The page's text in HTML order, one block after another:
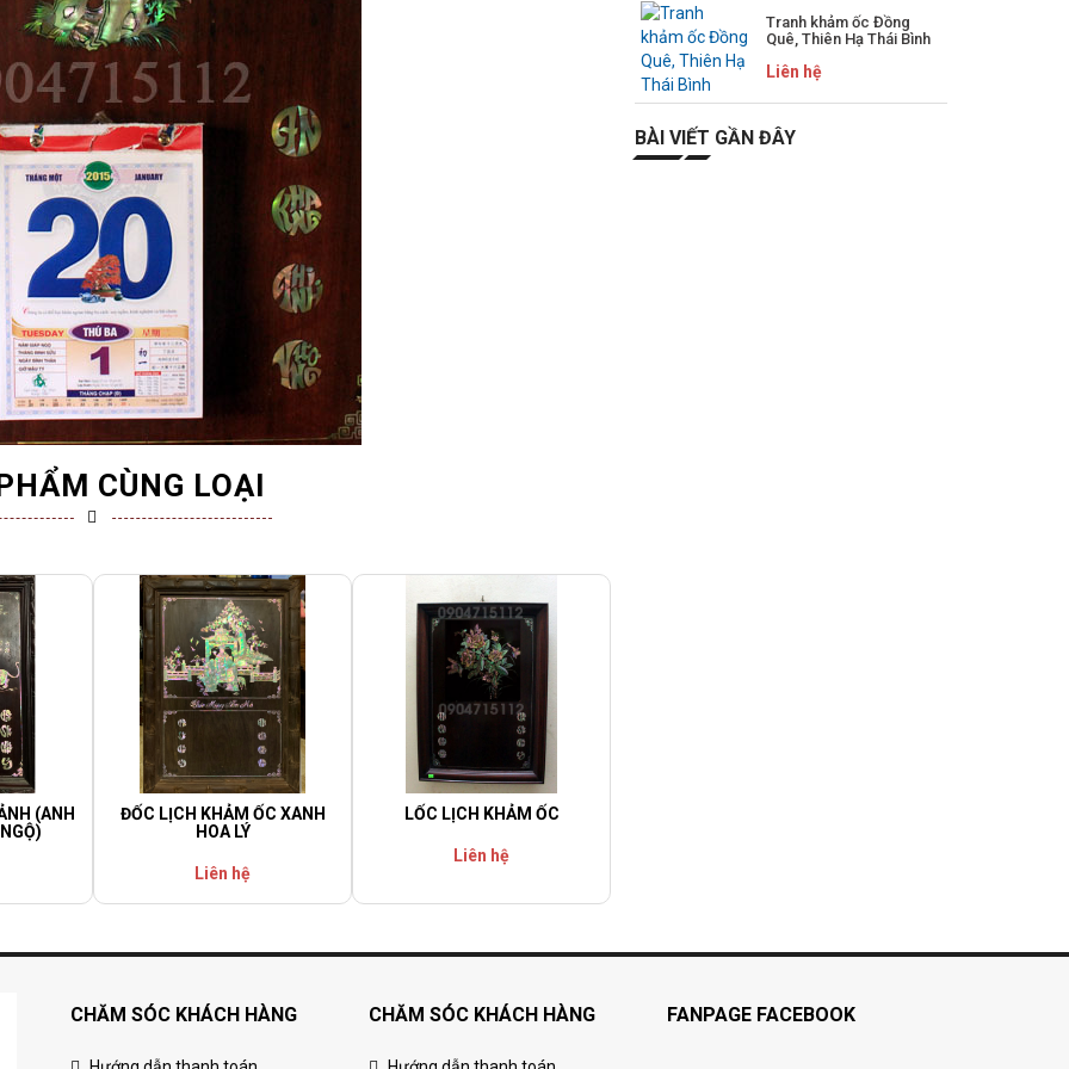
CÙNG LOẠI
(ANH
ĐỐC LỊCH KHẢM ỐC XANH
HOA LÝ
Liên hệ
LỐC LỊCH KHẢM ỐC
Liên hệ
Tranh khảm ốc Đồng
Quê, Thiên Hạ Thái Bình
Liên hệ
BÀI VIẾT GẦN ĐÂY
CHĂM SÓC KHÁCH HÀNG CHĂM SÓC KHÁCH HÀNG FANPAGE FACEBOOK